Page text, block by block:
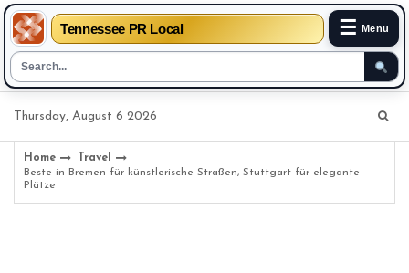
Tennessee PR Local ☰ Menu
Thursday, August 6 2026
Home
Travel
Beste in Bremen für künstlerische Straßen, Stuttgart für elegante
Plätze